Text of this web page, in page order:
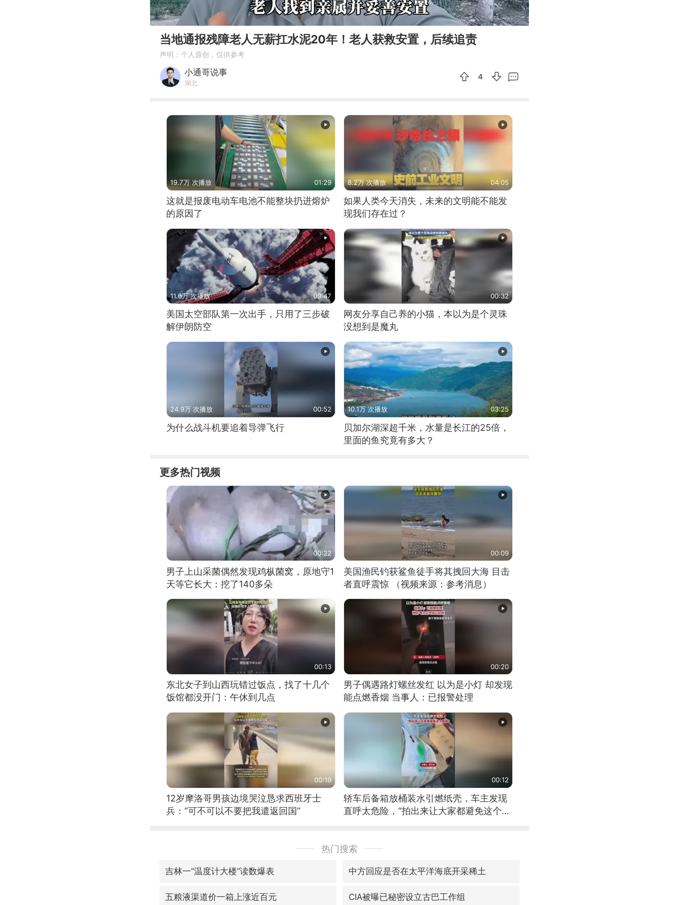
00:00 01:12
当地通报残障老人无薪扛水泥20年！老人获救安置，后续追责
声明：个人原创，仅供参考
小通哥说事
湖北
4
19.7万 次播放 01:29
这就是报废电动车电池不能整块扔进熔炉
的原因了
8.2万 次播放 04:05
如果人类今天消失，未来的文明能不能发
现我们存在过？
11.6万 次播放 09:47
美国太空部队第一次出手，只用了三步破
解伊朗防空
00:32
网友分享自己养的小猫，本以为是个灵珠
没想到是魔丸
24.9万 次播放 00:52
为什么战斗机要追着导弹飞行
10.1万 次播放 03:25
贝加尔湖深超千米，水量是长江的25倍，
里面的鱼究竟有多大？
更多热门视频
00:22
男子上山采菌偶然发现鸡枞菌窝，原地守1
天等它长大：挖了140多朵
00:09
美国渔民钓获鲨鱼徒手将其拽回大海 目击
者直呼震惊 （视频来源：参考消息）
00:13
东北女子到山西玩错过饭点，找了十几个
饭馆都没开门：午休到几点
00:20
男子偶遇路灯螺丝发红 以为是小灯 却发现
能点燃香烟 当事人：已报警处理
00:19
12岁摩洛哥男孩边境哭泣恳求西班牙士
兵：“可不可以不要把我遣返回国”
00:12
轿车后备箱放桶装水引燃纸壳，车主发现
直呼太危险，“拍出来让大家都避免这个危
热门搜索
吉林一“温度计大楼”读数爆表 中方回应是否在太平洋海底开采稀土
五粮液渠道价一箱上涨近百元 CIA被曝已秘密设立古巴工作组